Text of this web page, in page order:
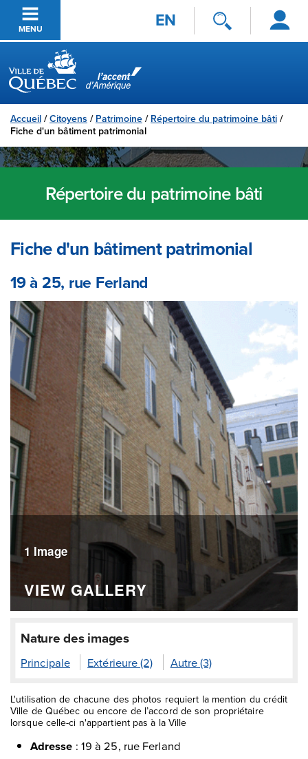
Passer au contenu principal
MENU EN
Se
connecter
Ville de Québec
Accueil /Citoyens / Patrimoine / Répertoire du patrimoine bâti /
Fiche d'un bâtiment patrimonial
Répertoire du patrimoine bâti
Fiche d'un bâtiment patrimonial
19 à 25, rue Ferland
1 Image
VIEW GALLERY
Nature des images
Principale Extérieure (2) Autre (3)
L'utilisation de chacune des photos requiert la mention du crédit
Ville de Québec ou encore de l’accord de son propriétaire
lorsque celle-ci n'appartient pas à la Ville
Adresse : 19 à 25, rue Ferland